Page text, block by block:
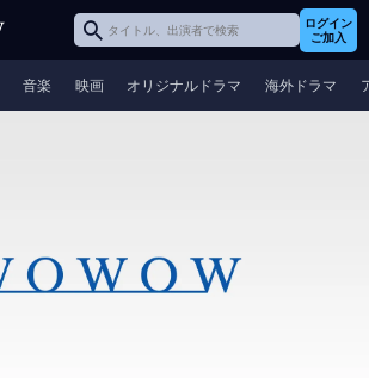
ログイン
ご加入
音楽 映画 オリジナルドラマ 海外ドラマ